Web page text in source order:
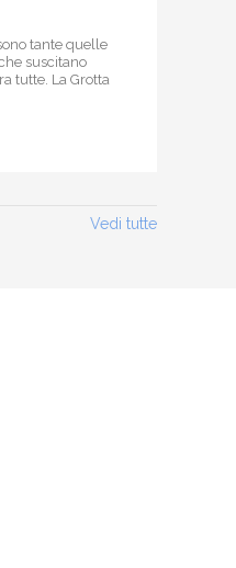
tante quelle
suscitano
tutte. La Grotta
Vedi tutte